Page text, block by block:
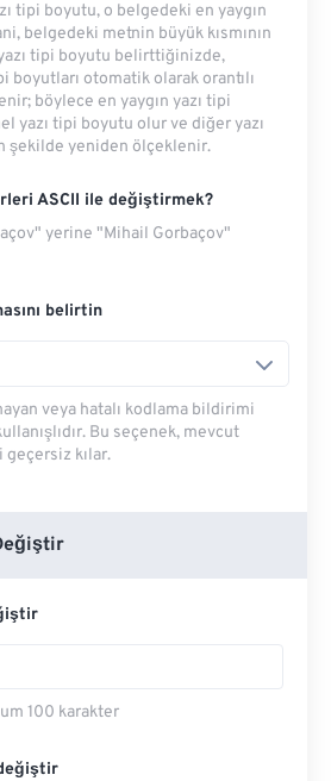
tipi boyutu, o belgedeki en yaygın
belgedeki metnin büyük kısmının
tipi boyutu belirttiğinizde,
boyutları otomatik olarak orantılı
böylece en yaygın yazı tipi
yazı tipi boyutu olur ve diğer yazı
şekilde yeniden ölçeklenir.
ASCII ile değiştirmek?
yerine "Mihail Gorbaçov"
belirtin
veya hatalı kodlama bildirimi
Bu seçenek, mevcut
kılar.
100 karakter